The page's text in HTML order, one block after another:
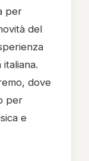
per
del
dove
per
e